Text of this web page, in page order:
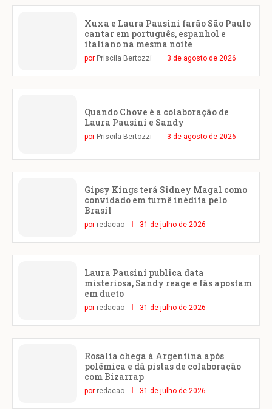
Xuxa e Laura Pausini farão São Paulo
cantar em português, espanhol e
italiano na mesma noite
por Priscila Bertozzi 3 de agosto de 2026
Quando Chove é a colaboração de
Laura Pausini e Sandy
por Priscila Bertozzi 3 de agosto de 2026
Gipsy Kings terá Sidney Magal como
convidado em turnê inédita pelo
Brasil
por redacao 31 de julho de 2026
Laura Pausini publica data
misteriosa, Sandy reage e fãs apostam
em dueto
por redacao 31 de julho de 2026
Rosalía chega à Argentina após
polêmica e dá pistas de colaboração
com Bizarrap
por redacao 31 de julho de 2026